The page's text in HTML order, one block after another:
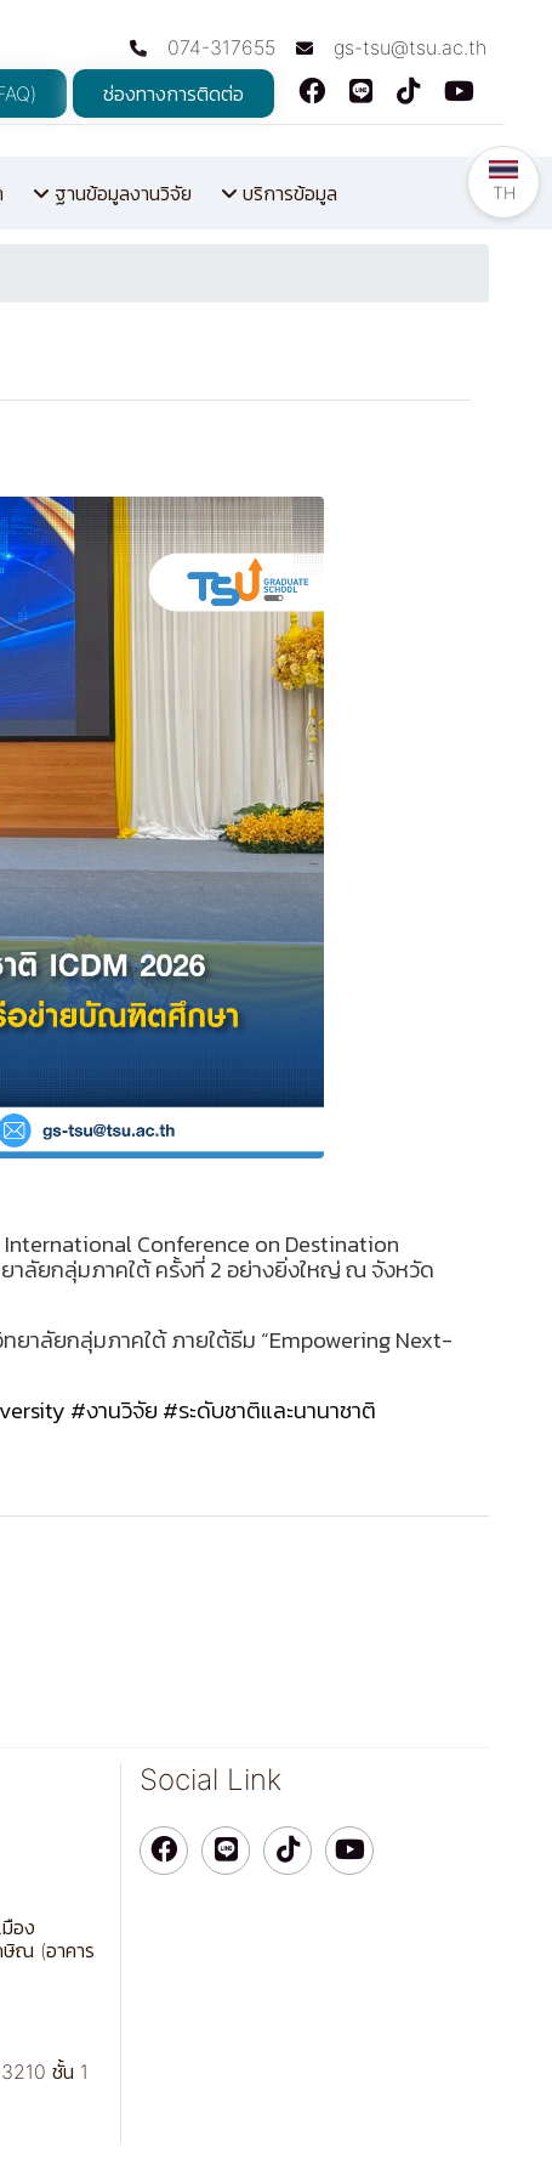
074-317655
gs-tsu@tsu.ac.th
ช่องทางการติดต่อ
ฐานข้อมูลงานวิจัย บริการข้อมูล
International Conference on Destination
าลัยกลุ่มภาคใต้ ครั้งที่ 2 อย่างยิ่งใหญ่ ณ จังหวัด
าลัยกลุ่มภาคใต้ ภายใต้ธีม “Empowering Next-
#งานวิจัย #ระดับชาติและนานาชาติ
อง
ณ (อาคาร
ชั้น 1
Social Link
TH